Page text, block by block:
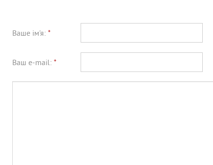
Ваше ім'я: *
Ваш e-mail: *